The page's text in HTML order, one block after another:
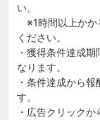
い。
※1時間以上かか
ください。
・獲得条件達成
なります。
・条件達成から
す。
・広告クリック